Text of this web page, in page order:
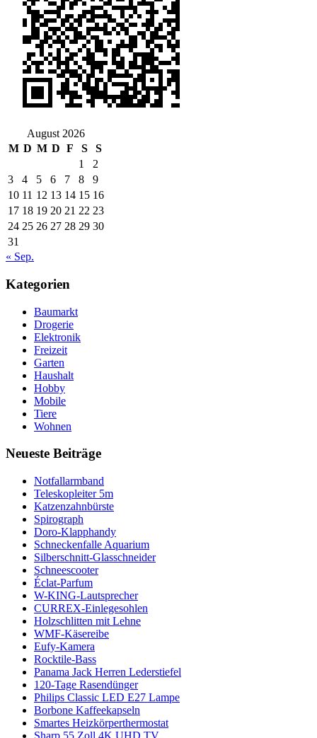
August 2026
M D M D F S
S
1
2
3
4 5 6 7 8
9
10 11 12 13 14 15 16
17 18 19 20 21 22 23
24 25 26 27 28 29 30
31
« Sep.
Kategorien
Baumarkt
Drogerie
Elektronik
Freizeit
Garten
Haushalt
Hobby
Mobile
Tiere
Wohnen
Neueste Beiträge
Notfallarmband
Teleskopleiter 5m
Katzenzahnbürste
Spirograph
Doro-Klapphandy
Schneckenfalle Aquarium
Silberschnitt-Glasschneider
Schneescooter
Éclat-Parfum
W-KING-Lautsprecher
CURREX-Einlegesohlen
Holzschlitten mit Lehne
WMF-Käsereibe
Eufy-Kamera
Rocktile-Bass
Panama Jack Herren Lederstiefel
120-Tage Rasendünger
Philips Classic LED E27 Lampe
Borbone Kaffeekapseln
Smartes Heizkörperthermostat